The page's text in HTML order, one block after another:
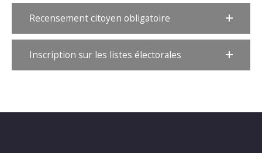
Recensement citoyen obligatoire
Inscription sur les listes électorales